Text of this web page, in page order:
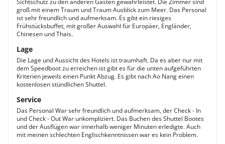
Sichtschutz zu den anderen Gästen gewährleistet. Die Zimmer sind
groß mit einem Traum und Traum Ausblick zum Meer. Das Personal
ist sehr freundlich und aufmerksam. Es gibt ein riesiges
Frühstücksbuffet, mit großer Auswahl für Europäer, Engländer,
Chinesen und Thais.
Lage
Die Lage und Aussicht des Hotels ist traumhaft. Da es aber nur mit
dem Speedboot zu erreichen ist gibt es für die unten aufgeführten
Kriterien jeweils einen Punkt Abzug. Es gibt nach Ao Nang einen
kostenlosen stündlichen Shuttel.
Service
Das Personal War sehr freundlich und aufmerksam, der Check - In
und Check - Out War unkompliziert. Das Buchen des Shuttel Bootes
und der Ausflügen war innerhalb weniger Minuten erledigte. Auch
mit meinen schlechten Englischkenntnissen war es kein Problem.